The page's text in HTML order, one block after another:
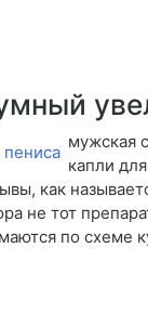
мужская
капли
как
не тот
по схеме